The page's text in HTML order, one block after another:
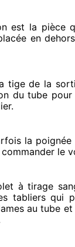
est la pièce
en dehors
tige de la
du tube pour
la poignée
le
à tirage
tabliers qui
au tube et